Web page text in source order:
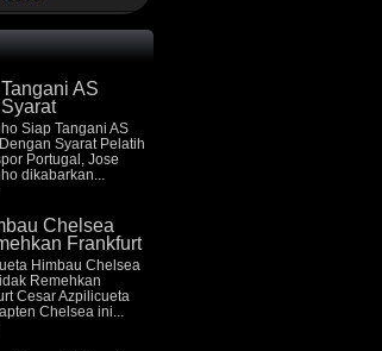
AS
Siap Tangani AS
Syarat Pelatih
Portugal, Jose
dikabarkan...
Chelsea
Frankfurt
Himbau Chelsea
Remehkan
Cesar Azpilicueta
Chelsea ini...